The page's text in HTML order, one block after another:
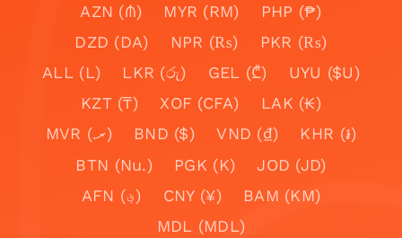
AZN (₼)
MYR (RM)
PHP (₱)
DZD (DA)
NPR (₨)
PKR (₨)
ALL (L)
LKR (රු) GEL (₾)
UYU ($U)
KZT (₸)
XOF (CFA)
LAK (₭)
MVR (.ރ)
BND ($) VND (₫)
KHR (៛)
BTN (Nu.)
PGK (K)
JOD (JD)
AFN (؋)
CNY (¥)
BAM (KM)
MDL (MDL)